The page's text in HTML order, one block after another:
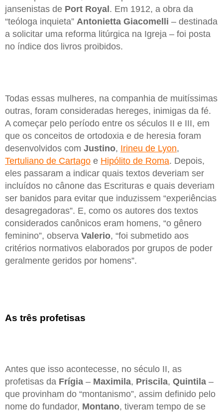
jansenistas de Port Royal . Em 1912, a obra da
“teóloga inquieta” Antonietta Giacomelli – destinada
a solicitar uma reforma litúrgica na Igreja – foi posta
no índice dos livros proibidos.
Todas essas mulheres, na companhia de muitíssimas
outras, foram consideradas hereges, inimigas da fé.
A começar pelo período entre os séculos II e III, em
que os conceitos de ortodoxia e de heresia foram
desenvolvidos com Justino, Irineu de Lyon,
Tertuliano de Cartago e Hipólito de Roma. Depois,
eles passaram a indicar quais textos deveriam ser
incluídos no cânone das Escrituras e quais deveriam
ser banidos para evitar que induzissem “experiências
desagregadoras”. E, como os autores dos textos
considerados canônicos eram homens, “o gênero
feminino”, observa Valerio, “foi submetido aos
critérios normativos elaborados por grupos de poder
geralmente geridos por homens”.
As três profetisas
Antes que isso acontecesse, no século II, as
profetisas da Frígia – Maximila, Priscila, Quintila –
que provinham do “montanismo”, assim definido pelo
nome do fundador, Montano, tiveram tempo de se